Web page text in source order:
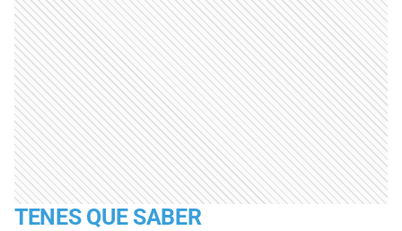
TENES QUE SABER